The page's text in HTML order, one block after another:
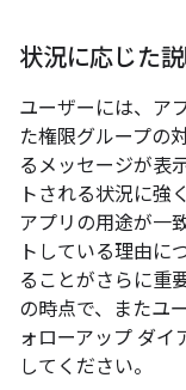
状況に応じた
ユーザーには、ア
た権限グループの
るメッセージが表
トされる状況に強
アプリの用途が一
トしている理由に
ることがさらに重
の時点で、またユ
ォローアップ ダイ
してください。